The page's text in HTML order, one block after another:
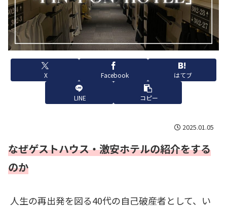
X Facebook はてブ
LINE コピー
2025.01.05
なぜゲストハウス・激安ホテルの紹介をする
のか
人生の再出発を図る40代の自己破産者として、い